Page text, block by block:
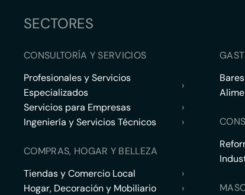
SECTORES
CONSULTORÍA Y SERVICIOS
Profesionales y Servicios
Especializados
›
Servicios para Empresas
›
Ingeniería y Servicios Técnicos
›
COMPRAS, HOGAR Y BELLEZA
Tiendas y Comercio Local
›
Hogar, Decoración y Mobiliario
›